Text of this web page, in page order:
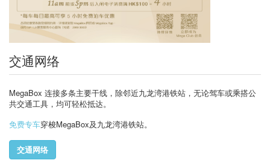
交通网络
MegaBox 连接多条主要干线，除邻近九龙湾港铁站，无论驾车或乘搭公
共交通工具，均可轻松抵达。
免费专车穿梭MegaBox及九龙湾港铁站。
交通网络